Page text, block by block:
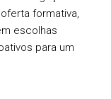
formativa,
escolhas
para um